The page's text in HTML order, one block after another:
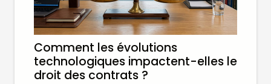
Comment les évolutions
technologiques impactent-elles le
droit des contrats ?